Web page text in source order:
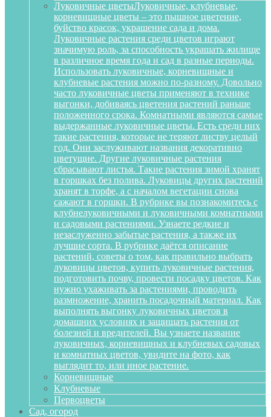
Луковичные цветыЛуковичные, клубневые,
корневищные цветы – это пышное цветение,
буйство красок, украшение сада и дома.
Луковичные растения среди цветов играют
значимую роль, за способность украшать жилище
в различное время года и сад в разные периоды.
Использовать луковичные, корневищные и
клубневые растения можно по-разному. Довольно
часто луковичные цветы применяют в технике
выгонки, добиваясь цветения растений раньше
положенного срока. Комнатными являются самые
выдержанные луковичные цветы. Есть среди них
такие растения, которые не теряют листву целый
год. Они заслуживают названия декоративно
цветущие. Другие луковичные растения
сбрасывают листья. Такие растения зимой хранят
в горшках без полива. Луковицы других растений
хранят в торфе, а с началом вегетации снова
сажают в горшки. В рубрике вы познакомитесь с
клубнелуковичными и луковичными комнатными
и садовыми растениями. Узнаете редкие и
незаслуженно забытые растения, а также их
лучшие сорта. В рубрике даётся описание
растений, советы о том, как правильно выбрать
луковицы цветов, купить луковичные растения,
подготовить почву, провести посадку цветов. Как
нужно ухаживать за растениями, проводить
размножение, хранить посадочный материал. Как
выполнять выгонку луковичных цветов в
домашних условиях и защищать растения от
болезней и вредителей. Вы узнаете название
луковичных, корневищных и клубневых садовых
и комнатных цветов, увидите на фото, как
выглядит то, или иное растение.
Корневищные
Клубневые
Первоцветы
Сад, огород